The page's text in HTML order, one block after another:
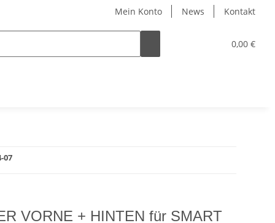
Mein Konto News Kontakt
0,00 €
07
VORNE + HINTEN für SMART